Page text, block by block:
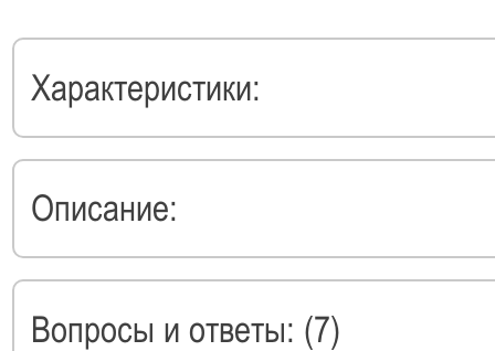
Характеристики:
Описание:
Вопросы и ответы: (7)